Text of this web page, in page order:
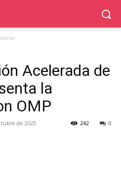
Acelerada de
la
OMP
de 2025 0
242